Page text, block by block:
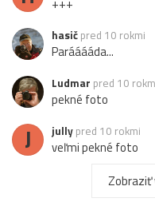
hasič pred 10 rokmi
Parááááda...
Ludmar pred 10
pekné foto
J jully pred 10 rokmi
veľmi pekné foto
pred 10 rokmi
Zobraziť